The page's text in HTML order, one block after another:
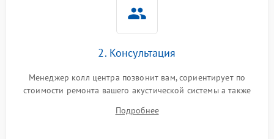
2. Консультация
Менеджер колл центра позвонит вам, сориентирует по
стоимости ремонта вашего акустической системы а также
Подробнее